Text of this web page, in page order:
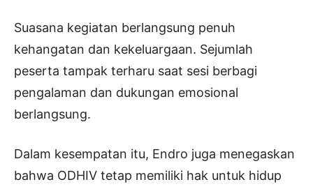
Suasana kegiatan berlangsung penuh
kehangatan dan kekeluargaan. Sejumlah
peserta tampak terharu saat sesi berbagi
pengalaman dan dukungan emosional
berlangsung.
Dalam kesempatan itu, Endro juga menegaskan
bahwa ODHIV tetap memiliki hak untuk hidup